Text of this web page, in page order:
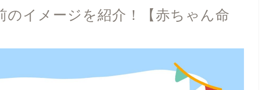
のイメージを紹介！【赤ちゃん命